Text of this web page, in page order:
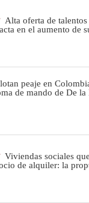
Alta oferta de talentos
en el aumento de
peaje en
de mando de De la
Viviendas sociales
de alquiler: la